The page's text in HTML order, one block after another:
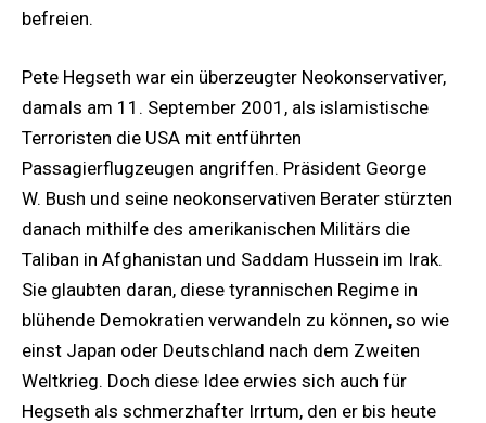
befreien.
Pete Hegseth war ein überzeugter Neokonservativer,
damals am 11. September 2001, als islamistische
Terroristen die USA mit entführten
Passagierflugzeugen angriffen. Präsident George
W. Bush und seine neokonservativen Berater stürzten
danach mithilfe des amerikanischen Militärs die
Taliban in Afghanistan und Saddam Hussein im Irak.
Sie glaubten daran, diese tyrannischen Regime in
blühende Demokratien verwandeln zu können, so wie
einst Japan oder Deutschland nach dem Zweiten
Weltkrieg. Doch diese Idee erwies sich auch für
Hegseth als schmerzhafter Irrtum, den er bis heute